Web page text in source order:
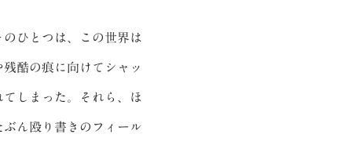
ひとつは、この世界は
酷の痕に向けてシャッ
しまった。それら、ほ
ん殴り書きのフィール